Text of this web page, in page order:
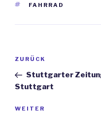
SCHLAGWÖRTER
FAHRRAD
Beitrags-
Vorheriger
Beitrag
ZURÜCK
Stuttgarter
Stuttgart
Nächster
WEITER